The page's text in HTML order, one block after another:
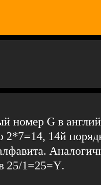
номер G в
2*7=14, 14й
25/1=25=Y.